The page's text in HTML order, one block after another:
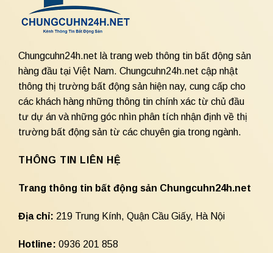
Chungcuhn24h.net là trang web thông tin bất động sản
hàng đầu tại Việt Nam. Chungcuhn24h.net cập nhật
thông thị trường bất động sản hiện nay, cung cấp cho
các khách hàng những thông tin chính xác từ chủ đầu
tư dự án và những góc nhìn phân tích nhận định về thị
trường bất động sản từ các chuyên gia trong ngành.
THÔNG TIN LIÊN HỆ
Trang thông tin bất động sản Chungcuhn24h.net
Địa chỉ: 219 Trung Kính, Quận Cầu Giấy, Hà Nội
Hotline: 0936 201 858